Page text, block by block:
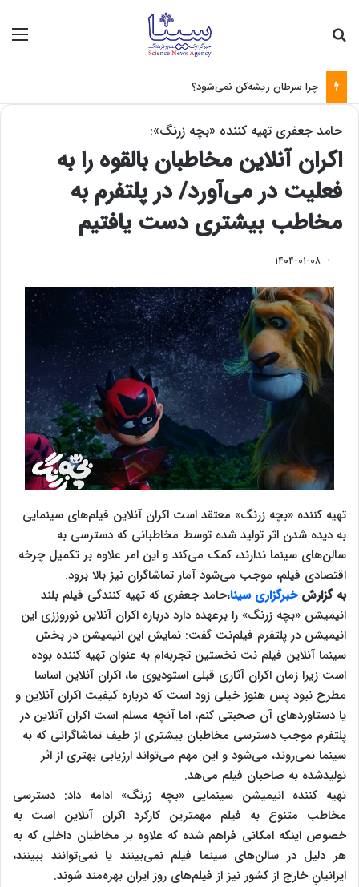
چرا سرطان ریشه‌کن نمی‌شود؟
حامد جعفری تهیه کننده «بچه زرنگ»:
اکران آنلاین مخاطبان بالقوه را به
فعلیت در می‌آورد/ در پلتفرم به
مخاطب بیشتری دست یافتیم
۱۴۰۴-۰۱-۰۸
تهیه کننده «بچه زرنگ» معتقد است اکران آنلاین فیلم‌های سینمایی
به دیده شدن اثر تولید شده توسط مخاطبانی که دسترسی به
سالن‌های سینما ندارند، کمک می‌کند و این امر علاوه بر تکمیل چرخه
اقتصادی فیلم، موجب می‌شود آمار تماشاگران نیز بالا برود.
به گزارشخبرگزاری سینا،حامد جعفری که تهیه کنندگی فیلم بلند
انیمیشن «بچه زرنگ» را برعهده دارد درباره اکران آنلاین نوروززی این
انیمیشن در پلتفرم فیلم‌نت گفت: نمایش این انیمیشن در بخش
سینما آنلاین فیلم نت نخستین تجربه‌ام به عنوان تهیه کننده بوده
است زیرا زمان اکران آثاری قبلی استودیوی ما، اکران آنلاین اساسا
مطرح نبود پس هنوز خیلی زود است که درباره کیفیت اکران آنلاین و
یا دستاوردهای آن صحبتی کنم، اما آنچه مسلم است اکران آنلاین در
پلتفرم موجب دسترسی مخاطبان بیشتری از طیف تماشاگرانی که به
سینما نمی‌روند، می‌شود و این مهم می‌تواند ارزیابی بهتری از اثر
تولیدشده به صاحبان فیلم می‌هد.
تهیه کننده انیمیشن سینمایی «بچه زرنگ» ادامه داد: دسترسی
مخاطب متنوع به فیلم مهمترین کارکرد اکران آنلاین است به
خصوص اینکه امکانی فراهم شده که علاوه بر مخاطبان داخلی که به
هر دلیل در سالن‌های سینما فیلم نمی‌بینند یا نمی‌توانند ببینند،
ایرانیانِ خارج از کشور نیز از فیلم‌های روز ایران بهره‌مند شوند.